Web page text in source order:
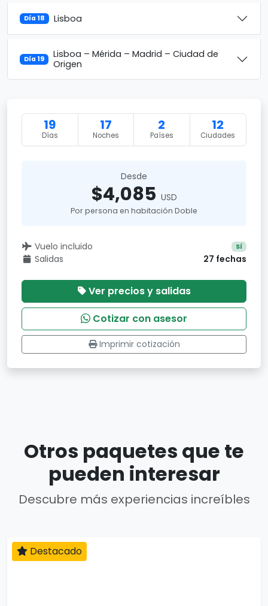
Día 18 Lisboa
Día 19
Lisboa – Mérida – Madrid – Ciudad de
Origen
19
Días
17
Noches
2
Países
12
Ciudades
Desde
$4,085 USD
Por persona en habitación Doble
Vuelo incluido Sí
Salidas 27 fechas
Ver precios y salidas
Cotizar con asesor
Imprimir cotización
Otros paquetes que te
pueden interesar
Descubre más experiencias increíbles
Destacado